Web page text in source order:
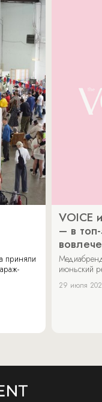
приняли
VOICE
– в
июньский
29 июля